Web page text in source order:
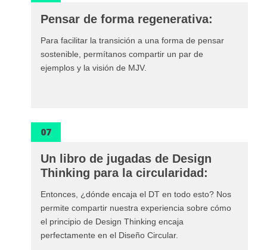
Pensar de forma regenerativa:
Para facilitar la transición a una forma de pensar
sostenible, permítanos compartir un par de
ejemplos y la visión de MJV.
07
Un libro de jugadas de Design
Thinking para la circularidad:
Entonces, ¿dónde encaja el DT en todo esto? Nos
permite compartir nuestra experiencia sobre cómo
el principio de Design Thinking encaja
perfectamente en el Diseño Circular.